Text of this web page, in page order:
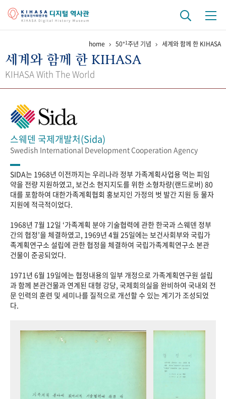
걸어온 길 기관 변천사 역대 기관장
정책과 연구 키워드로 보는 연구 역사
간행물 변천사
기록물 아카이브
사진 아카이브 문서 기록물 행정박물 영상 기록물
성과 50선 숫자로 보는 50년 50+1주년 광장
세계와 함께 한 KIHASA
VR 역사관
home 50+1주년 기념 세계와 함께 한 KIHASA
세계와 함께 한 KIHASA
KIHASA With The World
스웨덴 국제개발처(Sida)
Swedish International Development Cooperation Agency
SIDA는 1968년 이전까지는 우리나라 정부 가족계획사업용 먹는 피임
약을 전량 지원하였고, 보건소 현지지도를 위한 소형차량(랜드로버) 80
대를 포함하여 대한가족계획협회 홍보지인 가정의 벗 발간 지원 등 물자
지원에 적극적이었다.
1968년 7월 12일 ‘가족계획 분야 기술협력에 관한 한국과 스웨덴 정부
간의 협정’을 체결하였고, 1969년 4월 25일에는 보건사회부와 국립가
족계획연구소 설립에 관한 협정을 체결하여 국립가족계획연구소 본관
건물이 준공되었다.
1971년 6월 19일에는 협정내용의 일부 개정으로 가족계획연구원 설립
과 함께 본관건물과 연계된 대형 강당, 국제회의실을 완비하여 국내외 전
문 인력의 훈련 및 세미나를 질적으로 개선할 수 있는 계기가 조성되었
다.